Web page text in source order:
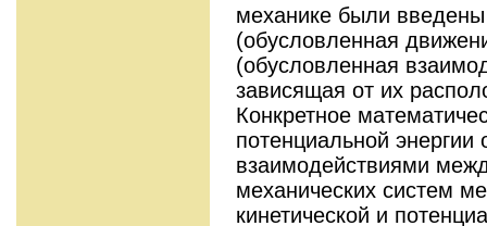
механике были введены
(обусловленная
(обусловленная
зависящая от их
Конкретное
потенциальной энергии
взаимодействиями
механических систем
кинетической и